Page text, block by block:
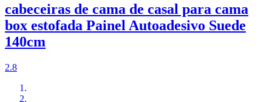
cabeceiras de cama de casal para cama
box estofada Painel Autoadesivo Suede
140cm
2.8